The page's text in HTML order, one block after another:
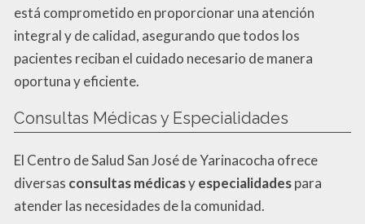
está comprometido en proporcionar una atención
integral y de calidad, asegurando que todos los
pacientes reciban el cuidado necesario de manera
oportuna y eficiente.
Consultas Médicas y Especialidades
El Centro de Salud San José de Yarinacocha ofrece
diversas consultas médicasyespecialidadespara
atender las necesidades de la comunidad.